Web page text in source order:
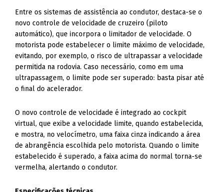
motorista pode estabelecer o limite máximo de velocidade,
evitando, por exemplo, o risco de ultrapassar a velocidade
permitida na rodovia. Caso necessário, como em uma
ultrapassagem, o limite pode ser superado: basta pisar até
o final do acelerador.
O novo controle de velocidade é integrado ao cockpit
de abrangência escolhida pelo motorista. Quando o limite
estabelecido é superado, a faixa acima do normal torna-se
vermelha, alertando o condutor.
Especificações técnicas
Motor: 2.0 TFSI